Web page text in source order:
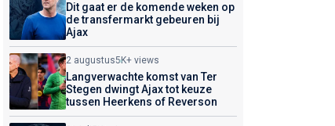
Dit gaat er de komende weken op
de transfermarkt gebeuren bij
Ajax
2 augustus5K+ views
Langverwachte komst van Ter
Stegen dwingt Ajax tot keuze
tussen Heerkens of Reverson